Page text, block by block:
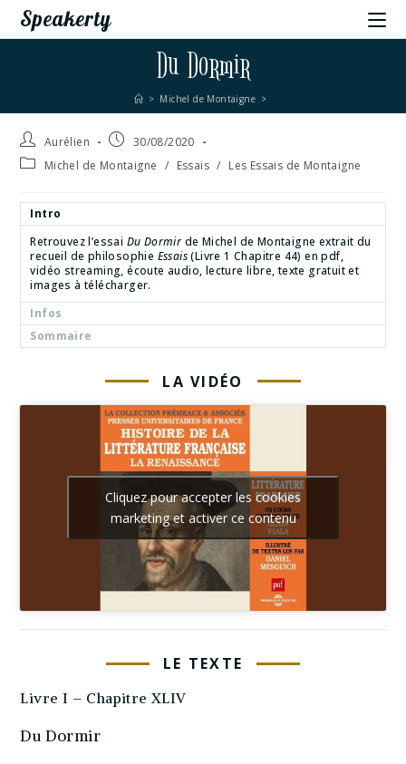
Speakerty
Du Dormir
> Michel de Montaigne >
Aurélien
30/08/2020
Michel de Montaigne / Essais / Les Essais de Montaigne
Intro
Retrouvez l’essai Du Dormir de Michel de Montaigne extrait du
recueil de philosophie Essais(Livre 1 Chapitre 44) en pdf,
vidéo streaming, écoute audio, lecture libre, texte gratuit et
images à télécharger.
Infos
Sommaire
LA VIDÉO
Cliquez pour accepter les cookies
marketing et activer ce contenu
LE TEXTE
Livre I – Chapitre XLIV
Du Dormir